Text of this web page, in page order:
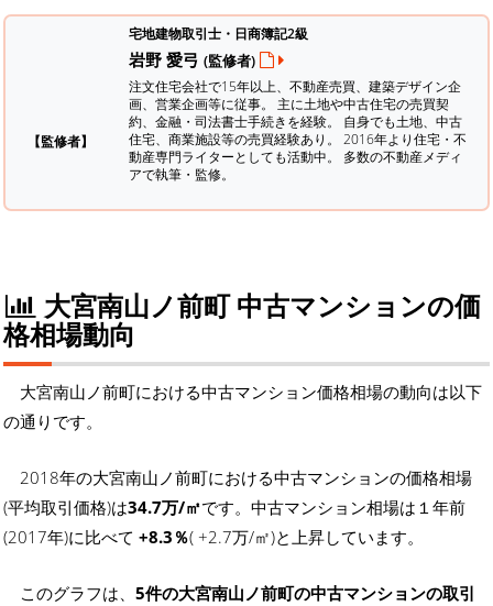
【監修者】
宅地建物取引士・日商簿記2級
岩野 愛弓 (監修者)
注文住宅会社で15年以上、不動産売買、建築デザイン企
画、営業企画等に従事。 主に土地や中古住宅の売買契
約、金融・司法書士手続きを経験。 自身でも土地、中古
住宅、商業施設等の売買経験あり。 2016年より住宅・不
動産専門ライターとしても活動中。 多数の不動産メディ
アで執筆・監修。
大宮南山ノ前町 中古マンションの価
格相場動向
大宮南山ノ前町における中古マンション価格相場の動向は以下
の通りです。
2018年の大宮南山ノ前町における中古マンションの価格相場
(平均取引価格)は34.7万/㎡です。中古マンション相場は１年前
(2017年)に比べて +8.3％( +2.7万/㎡)と上昇しています。
このグラフは、 5件の大宮南山ノ前町の中古マンションの取引